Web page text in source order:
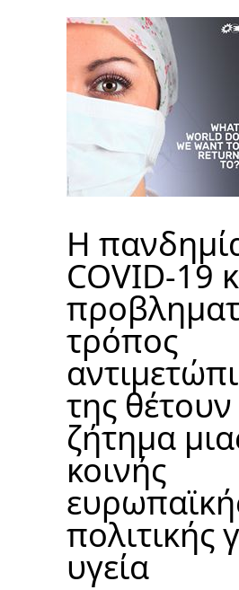
H
COVID-19
τρόπος
της
ζήτημα
κοινής
πολιτικής
υγεία